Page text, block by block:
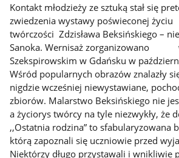
Kontakt młodzieży ze sztuką stał się
zwiedzenia wystawy
twórczości Zdzisława Beksińskiego –
Sanoka. Wernisaż zorganizowano
Szekspirowskim w Gdańsku w
Wśród popularnych obrazów znalazły
nigdzie wcześniej niewystawiane,
zbiorów. Malarstwo Beksińskiego nie
a życiorys twórcy na tyle niezwykły, że
,,Ostatnia rodzina” to sfabularyzowana
którą zapoznali się uczniowie przed
Niektórzy długo przystawali i wnikliwie